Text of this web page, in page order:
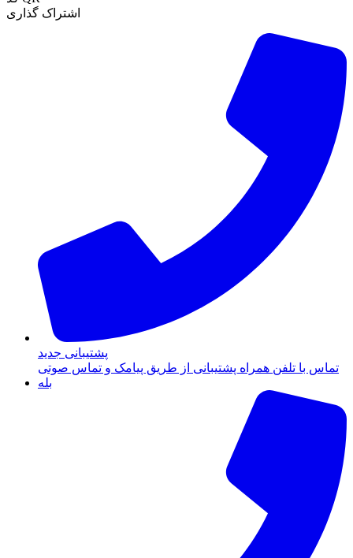
اشتراک گذاری
پشتیبانی جدید
تماس با تلفن همراه پشتیبانی از طریق پیامک و تماس صوتی
بله